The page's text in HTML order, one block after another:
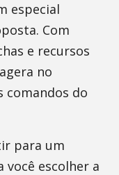
especial
Com
e recursos
no
comandos do
para um
você escolher a